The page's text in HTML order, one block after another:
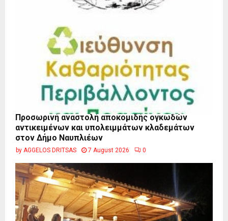
Προσωρινή αναστολή αποκομιδής ογκωδών
αντικειμένων και υπολειμμάτων κλαδεμάτων
στον Δήμο Ναυπλιέων
by AGGELOS DRITSAS 7 August 2026 0